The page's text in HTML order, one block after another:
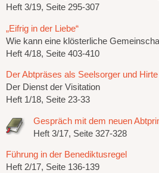
Heft 3/19, Seite 295-307
„Eifrig in der Liebe“
Wie kann eine klösterliche
Heft 4/18, Seite 403-410
Der Abtpräses als Seelsorger und Hirte
Der Dienst der Visitation
Heft 1/18, Seite 23-33
Gespräch mit dem neuen
Heft 3/17, Seite 327-328
Führung in der Benediktusregel
Heft 2/17, Seite 136-139